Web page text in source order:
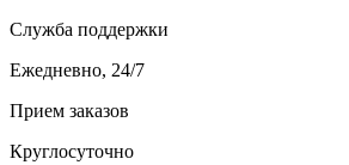
Служба поддержки
Ежедневно, 24/7
Прием заказов
Круглосуточно